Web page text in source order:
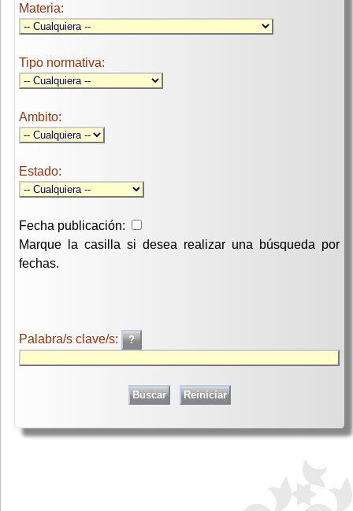
Materia:
Tipo normativa:
Ambito:
Estado:
Fecha publicación:
Marque la casilla si desea realizar una búsqueda por
fechas.
Palabra/s clave/s: